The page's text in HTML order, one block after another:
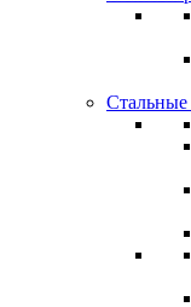
Стальные